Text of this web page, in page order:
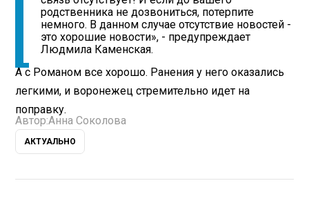
родственника не дозвониться, потерпите
немного. В данном случае отсутствие новостей -
это хорошие новости», - предупреждает
Людмила Каменская.
А с Романом все хорошо. Ранения у него оказались
легкими, и воронежец стремительно идет на
поправку.
Автор:Анна Соколова
АКТУАЛЬНО